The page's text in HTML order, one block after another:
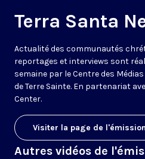
Terra Santa
Actualité des communautés
reportages et interviews sont
semaine par le Centre des
de Terre Sainte. En partenariat
Center.
Visiter la page de l'émission
Autres vidéos de